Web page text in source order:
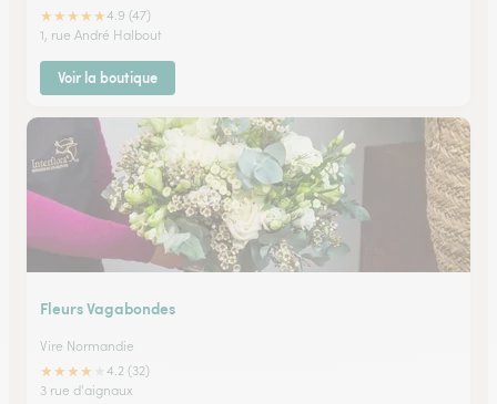
★★★★★4.9 (47)
1, rue André Halbout
Voir la boutique
Fleurs Vagabondes
Vire Normandie
★★★★
4.2 (32)
3 rue d'aignaux